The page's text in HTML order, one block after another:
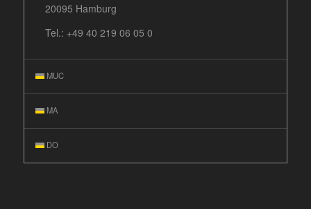
20095 Hamburg
Tel.: +49 40 219 06 05 0
MUC
MA
DO